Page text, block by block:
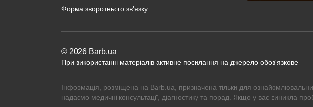
Форма зворотнього зв'язку
© 2026 Barb.ua
При використанні матеріалів активне посилання на джерело обов'язкове
Інформація, розміщена на Barb.ua, призначена тільки для
надаємо медичні консультації, діагностику та порад. Якщо у вас виникла